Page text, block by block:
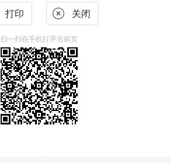
打印 关闭
扫一扫在手机打开当前页